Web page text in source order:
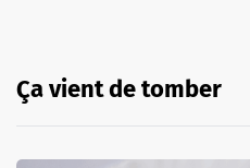
Ça vient de tomber